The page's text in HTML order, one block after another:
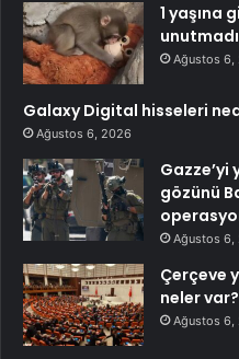
1 yaşına
unutmadı
Ağustos 6,
Galaxy Digital hisseleri
Ağustos 6, 2026
Gazze’yi
gözünü
Ağustos 6,
Çerçeve
neler var?
Ağustos 6,